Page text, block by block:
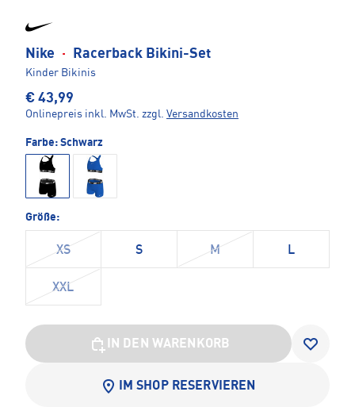
Nike · Racerback Bikini-Set
Kinder Bikinis
€ 43,99
Onlinepreis inkl. MwSt. zzgl. Versandkosten
Farbe: Schwarz
Größe:
XS S M L
XXL
IN DEN WARENKORB
IM SHOP RESERVIEREN